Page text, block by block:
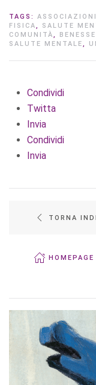
TAGS: ASSOCIAZIONI
FISICA, SALUTE
COMUNITÀ,
SALUTE MENTALE,
Condividi
Twitta
Invia
Condividi
Invia
TORNA
HOMEPAGE